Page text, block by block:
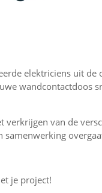
elektriciens uit de
wandcontactdoos
verkrijgen van de
samenwerking
je project!